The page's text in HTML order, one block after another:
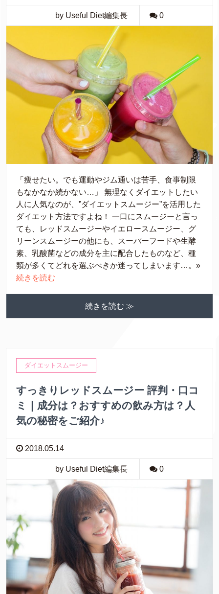
by Useful Diet編集長 0
「痩せたい。でも運動やジム通いは苦手、食事制限
もなかなか続かない…」 無理なくダイエットしたい
人に人気なのが、”ダイエットスムージー”を活用した
ダイエット方法ですよね！ 一口にスムージーと言っ
ても、レッドスムージーやイエロースムージー、グ
リーンスムージーの他にも、スーパーフードや生酵
素、乳酸菌などの成分を主に配合したものなど、種
類が多くてどれを選ぶべきか迷ってしまいます…。»
続きを読む
続きを読む ≫
ダイエットスムージー
すっきりレッドスムージー 評判・口コ
ミ｜成分は？おすすめの飲み方は？人
気の秘密をご紹介♪
2018.05.14
by Useful Diet編集長 0